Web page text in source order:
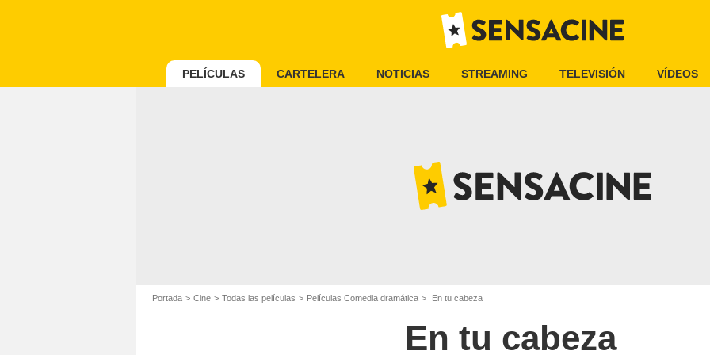
PELÍCULAS CARTELERA NOTICIAS STREAMING TELEVISIÓN VÍDEOS
Portada Cine Todas las películas Películas Comedia dramática En tu cabeza
En tu cabeza